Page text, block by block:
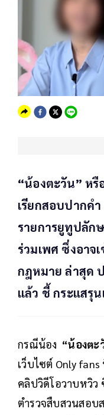
“น้องตะวัน” หรื
เรียกสอบปากค
รายการยูทูปลัก
ร่วมเพศ ซึ่งอาจ
กฎหมาย ล่าสุด
แล้ว ชี้ กระแสรุ
กรณีน้อง “น้องตะ
เว็บไซต์ Only
คลิปวิดีโอวาบหวิว
ตำรวจสืบสวนสอบ